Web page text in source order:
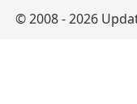
© 2008 - 2026